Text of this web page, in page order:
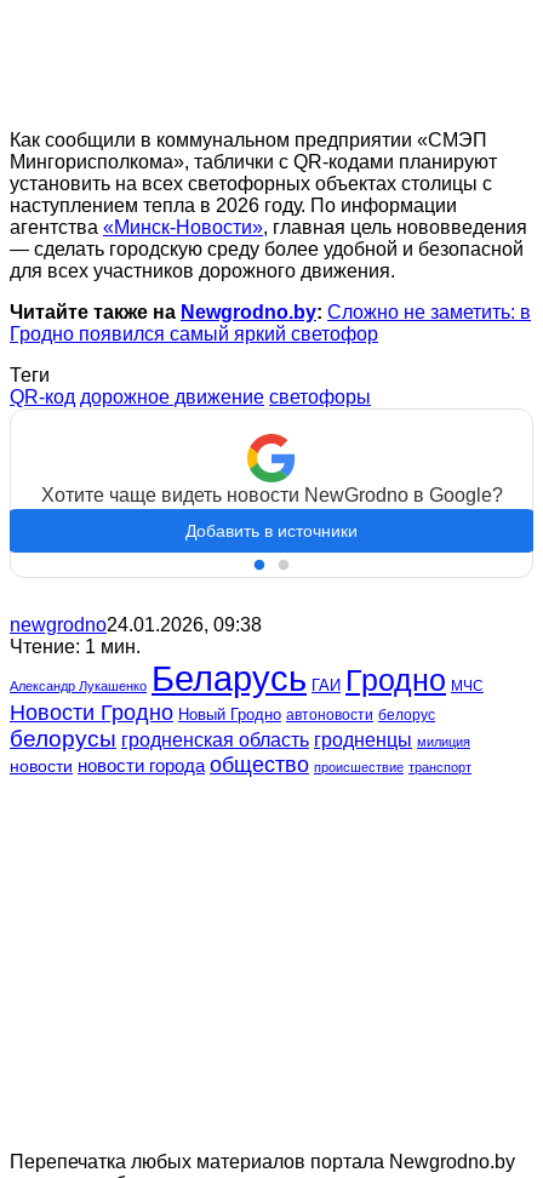
Как сообщили в коммунальном предприятии «СМЭП
Мингорисполкома», таблички с QR-кодами планируют
установить на всех светофорных объектах столицы с
наступлением тепла в 2026 году. По информации
агентства «Минск-Новости», главная цель нововведения
— сделать городскую среду более удобной и безопасной
для всех участников дорожного движения.
Читайте также на Newgrodno.by: Сложно не заметить: в
Гродно появился самый яркий светофор
Теги
QR-код дорожное движение светофоры
Хотите чаще видеть новости NewGrodno в Google?
Добавить в источники
newgrodno24.01.2026, 09:38
Чтение: 1 мин.
Александр Лукашенко Беларусь ГАИ Гродно МЧС
Новости Гродно Новый Гродно автоновости белорус
белорусы гродненская область гродненцы милиция
новости новости города общество происшествие транспорт
Перепечатка любых материалов портала Newgrodno.by